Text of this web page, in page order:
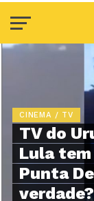
CINEMA / TV
TV do
Lula tem
Punta
verdade?